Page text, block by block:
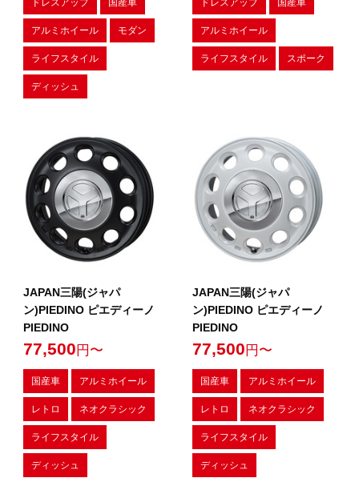
ドレスアップ 国産車
アルミホイール モダン
ライフスタイル
ディッシュ
ドレスアップ 国産車
アルミホイール
ライフスタイル スポーク
JAPAN三陽(ジャパ
ン)PIEDINO ピエディーノ
PIEDINO
77,500 円〜
国産車 アルミホイール
レトロ ネオクラシック
ライフスタイル
ディッシュ
JAPAN三陽(ジャパ
ン)PIEDINO ピエディーノ
PIEDINO
77,500 円〜
国産車 アルミホイール
レトロ ネオクラシック
ライフスタイル
ディッシュ